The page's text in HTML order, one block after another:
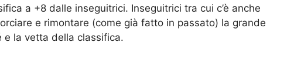
a +8 dalle inseguitrici. Inseguitrici tra cui c’è anche
e rimontare (come già fatto in passato) la grande
e la vetta della classifica.